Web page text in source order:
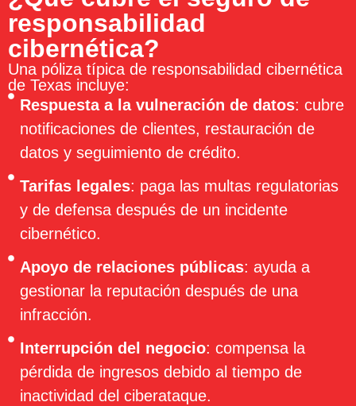
responsabilidad
cibernética?
Una póliza típica de responsabilidad cibernética
de Texas incluye:
Respuesta a la vulneración de datos: cubre
notificaciones de clientes, restauración de
datos y seguimiento de crédito.
Tarifas legales: paga las multas regulatorias
y de defensa después de un incidente
cibernético.
Apoyo de relaciones públicas: ayuda a
gestionar la reputación después de una
infracción.
Interrupción del negocio: compensa la
pérdida de ingresos debido al tiempo de
inactividad del ciberataque.